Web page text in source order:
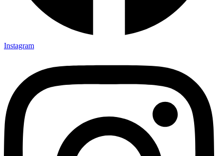
Instagram